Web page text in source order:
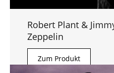
Robert Plant &
Zeppelin
Zum Produkt